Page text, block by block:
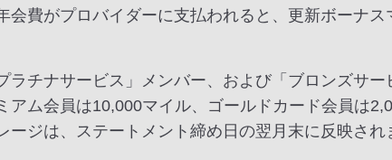
会費がプロバイダーに支払われると、更新ボーナ
ラチナサービス」メンバー、および「ブロンズサ
アム会員は10,000マイル、ゴールドカード会員は
ージは、ステートメント締め日の翌月末に反映され